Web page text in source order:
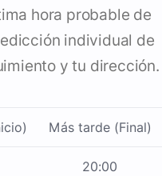
hora probable de
individual de
y tu dirección.
Más tarde (Final)
20:00